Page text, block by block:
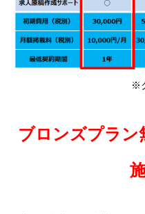
※
ブロンズプラン